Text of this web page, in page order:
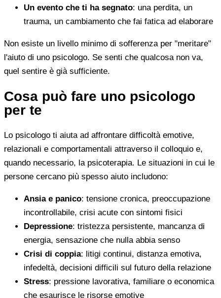
Un evento che ti ha segnato: una perdita, un
trauma, un cambiamento che fai fatica ad elaborare
Non esiste un livello minimo di sofferenza per "meritare"
l'aiuto di uno psicologo. Se senti che qualcosa non va,
quel sentire è già sufficiente.
Cosa può fare uno psicologo
per te
Lo psicologo ti aiuta ad affrontare difficoltà emotive,
relazionali e comportamentali attraverso il colloquio e,
quando necessario, la psicoterapia. Le situazioni in cui le
persone cercano più spesso aiuto includono:
Ansia e panico: tensione cronica, preoccupazione
incontrollabile, crisi acute con sintomi fisici
Depressione: tristezza persistente, mancanza di
energia, sensazione che nulla abbia senso
Crisi di coppia: litigi continui, distanza emotiva,
infedeltà, decisioni difficili sul futuro della relazione
Stress: pressione lavorativa, familiare o economica
che esaurisce le risorse emotive